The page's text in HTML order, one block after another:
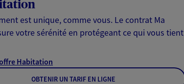
est unique, comme vous. Le contrat Ma
votre sérénité en protégeant ce qui vous tient
Habitation
OBTENIR UN TARIF EN LIGNE